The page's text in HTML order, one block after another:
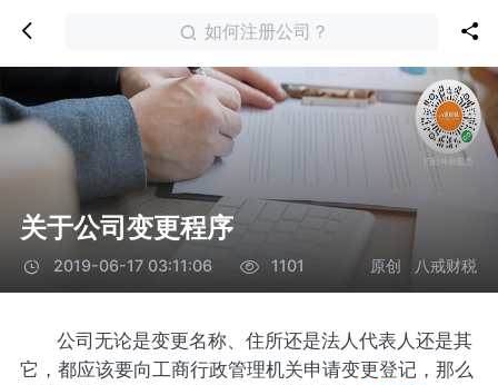
如何注册公司？
关于公司变更程序
2019-06-17 03:11:06 1101 原创 八戒财税
公司无论是变更名称、住所还是法人代表人还是其
它，都应该要向工商行政管理机关申请变更登记，那么